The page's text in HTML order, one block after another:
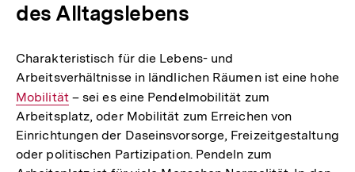
Pendeldistanzen und
des Alltagslebens
Charakteristisch für die Lebens- und
Arbeitsverhältnisse in ländlichen Räumen ist eine hohe
Interner
Link:
Mobilität– sei es eine Pendelmobilität zum
Arbeitsplatz, oder Mobilität zum Erreichen von